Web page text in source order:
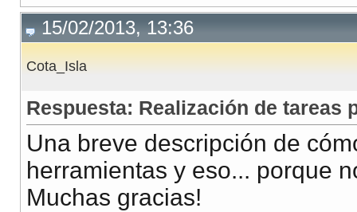
15/02/2013, 13:36
Cota_Isla
Respuesta: Realización de tareas
Una breve descripción de
herramientas y eso... porque
Muchas gracias!